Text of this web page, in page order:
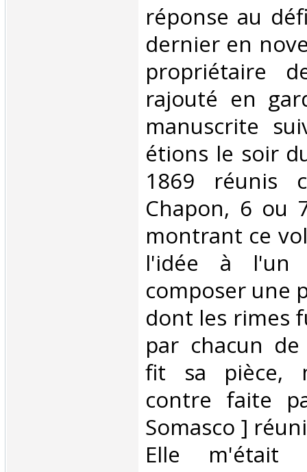
réponse au
dernier en
propriétaire
rajouté en
manuscrite
étions le soir
1869 réunis
Chapon, 6 ou
montrant ce
l'idée à l'un
composer une
dont les rimes
par chacun
fit sa pièce,
contre faite
Somasco ]
Elle m'était